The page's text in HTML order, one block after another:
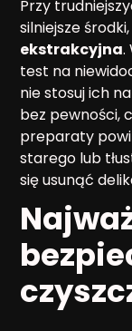
Przy
silniejsze
ekstrakcyjna.
test na
nie stosuj ich
bez pewności,
preparaty
starego lub
się usunąć